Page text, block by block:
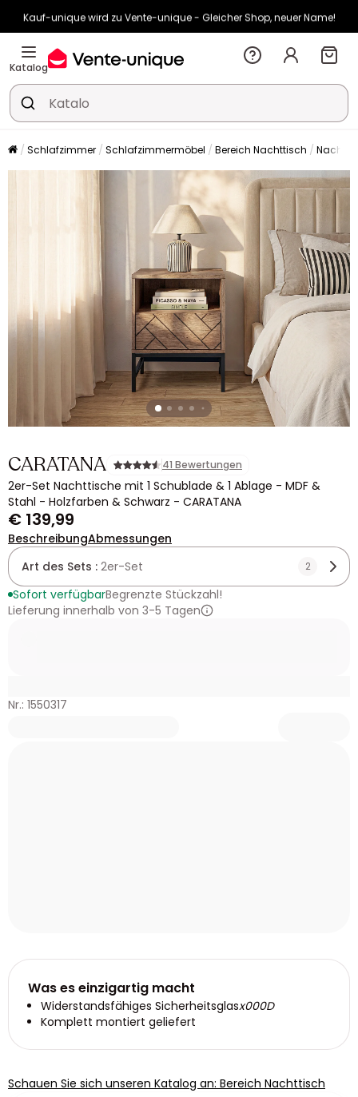
Kauf-unique wird zu Vente-unique - Gleicher Shop, neuer Name!
-10% ab €450 mitENJOY10auf Vente-unique-Produkte
Noch:
Katalog
Schlafzimmer Schlafzimmermöbel Bereich Nachttisch
CARATANA 41 Bewertungen
2er-Set Nachttische mit 1 Schublade & 1 Ablage - MDF &
Stahl - Holzfarben & Schwarz - CARATANA
€ 139,99
BeschreibungAbmessungen
Art des Sets : 2er-Set 2
Sofort verfügbarBegrenzte Stückzahl!
Lieferung innerhalb von 3-5 Tagen
Nr.: 1550317
Was es einzigartig macht
Widerstandsfähiges Sicherheitsglasx000D
Komplett montiert geliefert
Schauen Sie sich unseren Katalog an: Bereich Nachttisch